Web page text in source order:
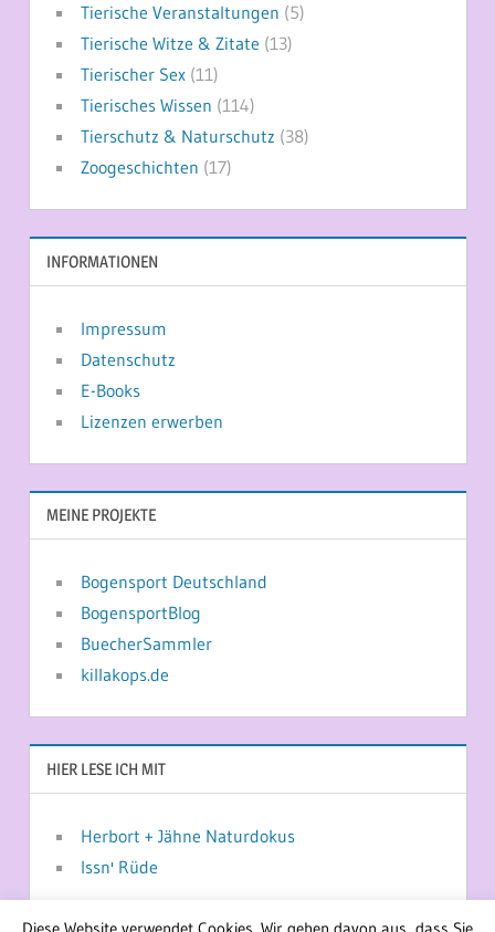
Tierische Veranstaltungen (5)
Tierische Witze & Zitate (13)
Tierischer Sex(11)
Tierisches Wissen (114)
Tierschutz & Naturschutz (38)
Zoogeschichten (17)
INFORMATIONEN
Impressum
Datenschutz
E-Books
Lizenzen erwerben
MEINE PROJEKTE
Bogensport Deutschland
BogensportBlog
BuecherSammler
killakops.de
HIER LESE ICH MIT
Herbort + Jähne Naturdokus
Issn' Rüde